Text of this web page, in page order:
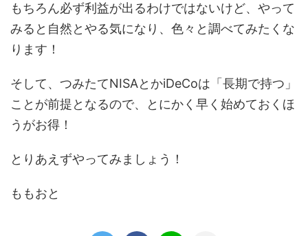
もちろん必ず利益が出るわけではないけど、やって
みると自然とやる気になり、色々と調べてみたくな
ります！
そして、つみたてNISAとかiDeCoは「長期で持つ」
ことが前提となるので、とにかく早く始めておくほ
うがお得！
とりあえずやってみましょう！
ももおと